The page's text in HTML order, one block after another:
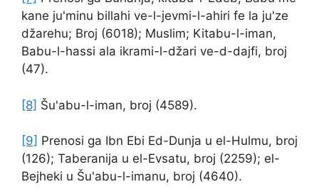
kane ju'minu billahi ve-l-jevmi-l-ahiri fe la ju'ze
džarehu; Broj (6018); Muslim; Kitabu-l-iman,
Babu-l-hassi ala ikrami-l-džari ve-d-dajfi, broj
(47).
[8] Šu'abu-l-iman, broj (4589).
[9] Prenosi ga Ibn Ebi Ed-Dunja u el-Hulmu, broj
(126); Taberanija u el-Evsatu, broj (2259); el-
Bejheki u Šu'abu-l-imanu, broj (4640).